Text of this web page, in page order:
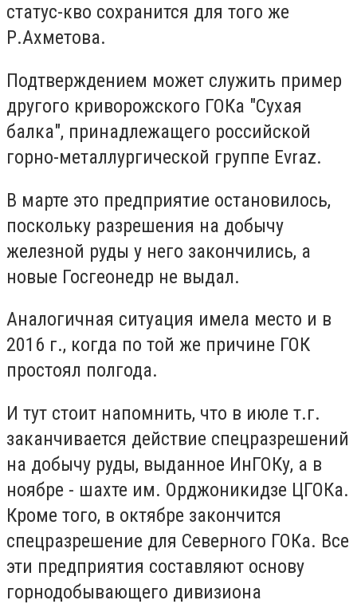
статус-кво сохранится для того же
Р.Ахметова.
Подтверждением может служить пример
другого криворожского ГОКа "Сухая
балка", принадлежащего российской
горно-металлургической группе Evraz.
В марте это предприятие остановилось,
поскольку разрешения на добычу
железной руды у него закончились, а
новые Госгеонедр не выдал.
Аналогичная ситуация имела место и в
2016 г., когда по той же причине ГОК
простоял полгода.
И тут стоит напомнить, что в июле т.г.
заканчивается действие спецразрешений
на добычу руды, выданное ИнГОКу, а в
ноябре - шахте им. Орджоникидзе ЦГОКа.
Кроме того, в октябре закончится
спецразрешение для Северного ГОКа. Все
эти предприятия составляют основу
горнодобывающего дивизиона